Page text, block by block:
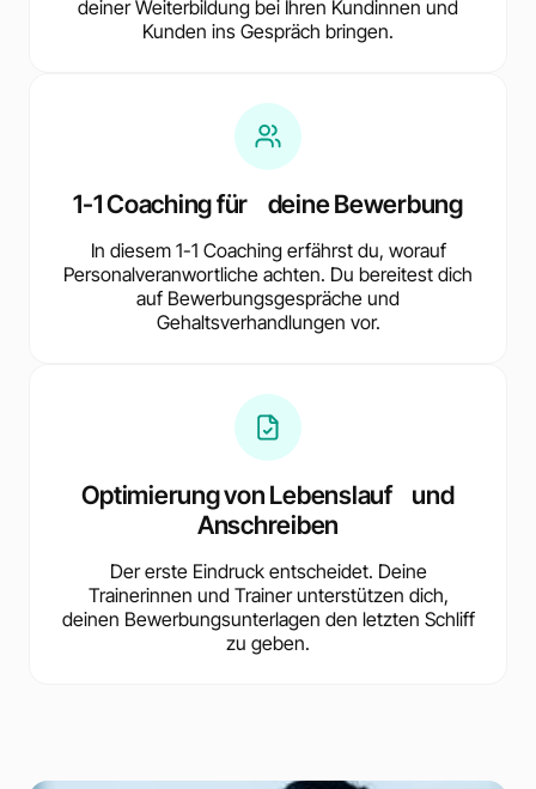
deiner Weiterbildung bei Ihren Kundinnen und
Kunden ins Gespräch bringen.
1-1 Coaching für deine Bewerbung
In diesem 1-1 Coaching erfährst du, worauf
Personalveranwortliche achten. Du bereitest dich
auf Bewerbungsgespräche und
Gehaltsverhandlungen vor.
Optimierung von Lebenslauf und
Anschreiben
Der erste Eindruck entscheidet. Deine
Trainerinnen und Trainer unterstützen dich,
deinen Bewerbungsunterlagen den letzten Schliff
zu geben.